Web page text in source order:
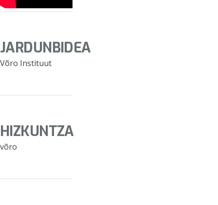
JARDUNBIDEA
Võro Instituut
HIZKUNTZA
võro